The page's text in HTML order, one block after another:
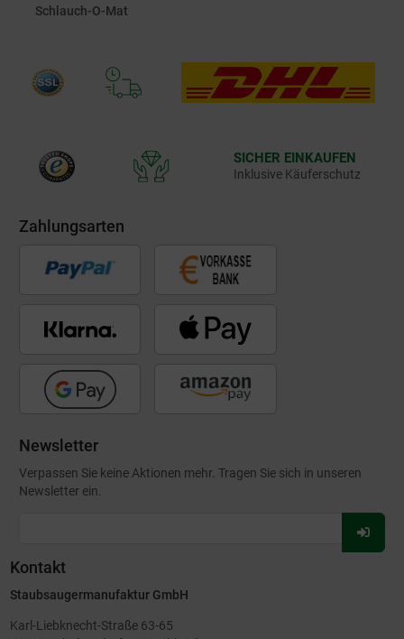
Schlauch-O-Mat
SICHER EINKAUFEN
Inklusive Käuferschutz
Zahlungsarten
Newsletter
Verpassen Sie keine Aktionen mehr. Tragen Sie sich in unseren
Newsletter ein.
Für
Kontakt
Staubsaugermanufaktur GmbH
Karl-Liebknecht-Straße 63-65